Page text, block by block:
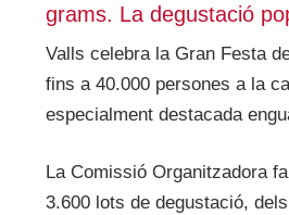
grams. La degustació
Valls celebra la Gran Festa
fins a 40.000 persones a la
especialment destacada
La Comissió Organitzadora
3.600 lots de degustació,